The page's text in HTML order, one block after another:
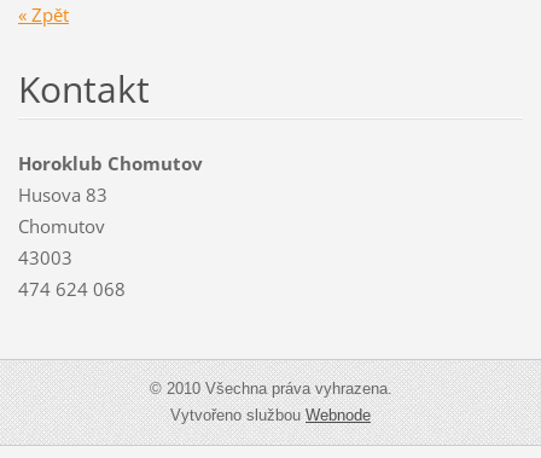
« Zpět
Kontakt
Horoklub Chomutov
Husova 83
Chomutov
43003
474 624 068
© 2010 Všechna práva vyhrazena.
Vytvořeno službouWebnode